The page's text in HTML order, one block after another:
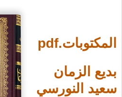
المكتوبات.pdf
بديع الزمان
سعيد النورسي